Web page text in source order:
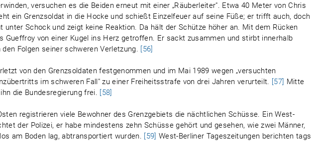
versuchen es die Beiden erneut mit einer „Räuberleiter". Etwa 40 Meter von Chris
ein Grenzsoldat in die Hocke und schießt Einzelfeuer auf seine Füße; er trifft auch, doch
unter Schock und zeigt keine Reaktion. Da hält der Schütze höher an. Mit dem Rücken
Gueffroy von einer Kugel ins Herz getroffen. Er sackt zusammen und stirbt innerhalb
Folgen seiner schweren Verletzung. [56]
von den Grenzsoldaten festgenommen und im Mai 1989 wegen „versuchten
im schweren Fall" zu einer Freiheitsstrafe von drei Jahren verurteilt. [57] Mitte
die Bundesregierung frei. [58]
registrieren viele Bewohner des Grenzgebiets die nächtlichen Schüsse. Ein West-
der Polizei, er habe mindestens zehn Schüsse gehört und gesehen, wie zwei Männer,
am Boden lag, abtransportiert wurden. [59] West-Berliner Tageszeitungen berichten tags